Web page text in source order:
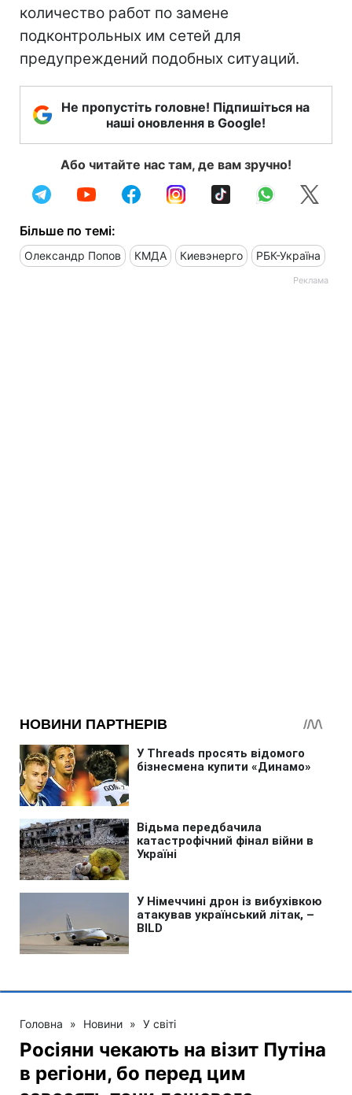
количество работ по замене
подконтрольных им сетей для
предупреждений подобных ситуаций.
Не пропустіть головне! Підпишіться на
наші оновлення в Google!
Або читайте нас там, де вам зручно!
Більше по темі:
Олександр Попов КМДА Киевэнерго РБК-Україна
Головна » Новини » У світі
Росіяни чекають на візит Путіна
в регіони, бо перед цим